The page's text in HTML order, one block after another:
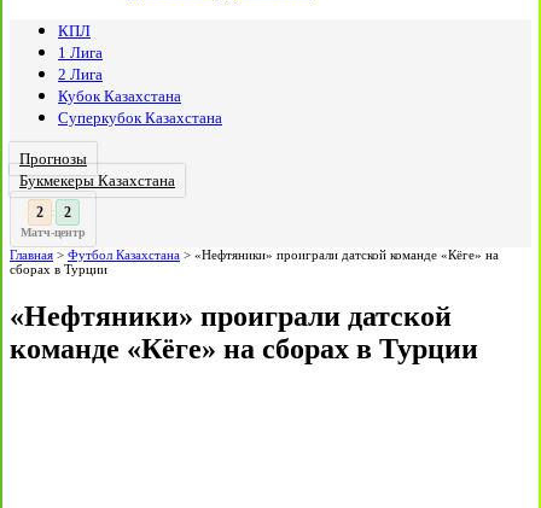
КПЛ
1 Лига
2 Лига
Кубок Казахстана
Суперкубок Казахстана
Прогнозы
Букмекеры Казахстана
3 : 3
Матч-центр
Главная > Футбол Казахстана > «Нефтяники» проиграли датской команде «Кёге» на
сборах в Турции
«Нефтяники» проиграли датской
команде «Кёге» на сборах в Турции